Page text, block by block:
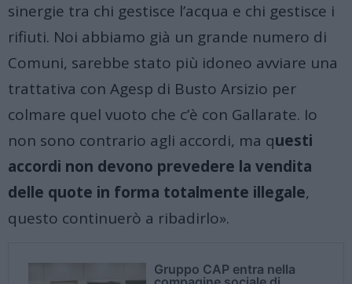
sinergie tra chi gestisce l’acqua e chi gestisce i
rifiuti. Noi abbiamo già un grande numero di
Comuni, sarebbe stato più idoneo avviare una
trattativa con Agesp di Busto Arsizio per
colmare quel vuoto che c’è con Gallarate. Io
non sono contrario agli accordi, ma questi
accordi non devono prevedere la vendita
delle quote in forma totalmente illegale,
questo continuerò a ribadirlo».